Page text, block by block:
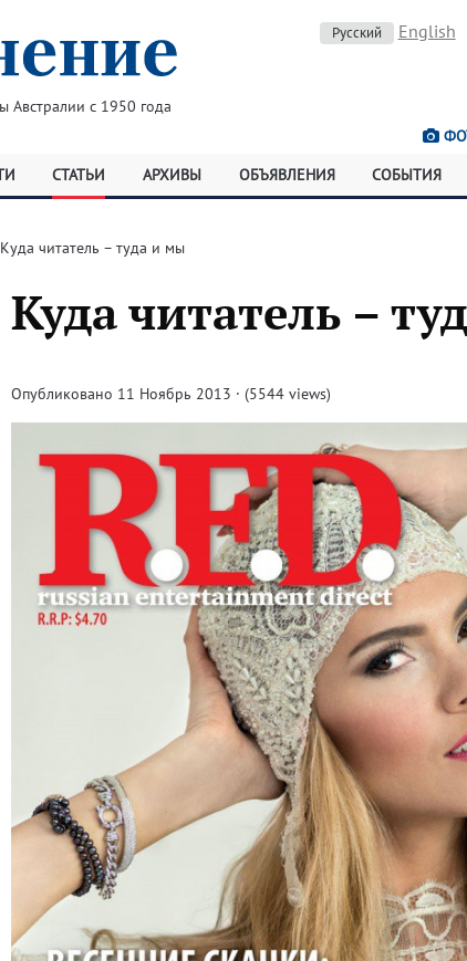
Австралии с 1950 года
Русский English
СТАТЬИ АРХИВЫ ОБЪЯВЛЕНИЯ СОБЫТИЯ
Куда читатель – туда и мы
Куда читатель –
Опубликовано 11 Ноябрь 2013 · (5544 views)